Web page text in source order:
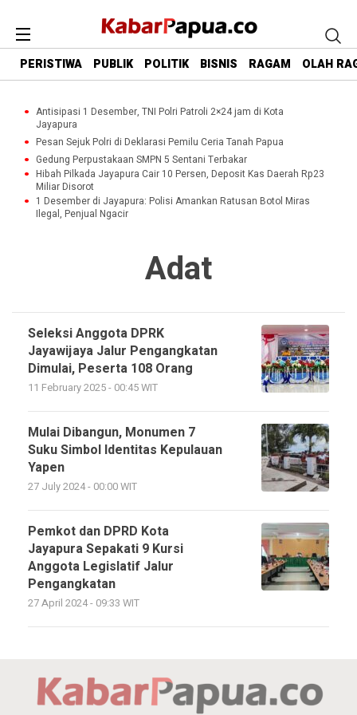
PERISTIWA PUBLIK POLITIK BISNIS RAGAM OLAH
Antisipasi 1 Desember, TNI Polri Patroli 2×24 jam di Kota
Jayapura
Pesan Sejuk Polri di Deklarasi Pemilu Ceria Tanah Papua
Gedung Perpustakaan SMPN 5 Sentani Terbakar
Hibah Pilkada Jayapura Cair 10 Persen, Deposit Kas Daerah Rp23
Miliar Disorot
1 Desember di Jayapura: Polisi Amankan Ratusan Botol Miras
Ilegal, Penjual Ngacir
Adat
Seleksi Anggota DPRK
Jayawijaya Jalur Pengangkatan
Dimulai, Peserta 108 Orang
11 February 2025 - 00:45 WIT
Mulai Dibangun, Monumen 7
Suku Simbol Identitas Kepulauan
Yapen
27 July 2024 - 00:00 WIT
Pemkot dan DPRD Kota
Jayapura Sepakati 9 Kursi
Anggota Legislatif Jalur
Pengangkatan
27 April 2024 - 09:33 WIT